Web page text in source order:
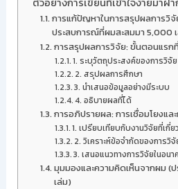
การแก้ปัญหาในการสรุปผลการวิ
ประสบการณ์ที่ผมสะสมมา 5,000
การสรุปผลการวิจัย: ขั้นตอนแร
1. ระบุวัตถุประสงค์ของการวิจัย
2. สรุปผลการศึกษา
3. นำเสนอข้อมูลอย่างมีระบบ
4. อธิบายผลที่ได้
การอภิปรายผล: การเชื่อมโยงและ
1. เปรียบเทียบกับงานวิจัยที่เกี่ย
2. วิเคราะห์ข้อจำกัดของการวิจั
3. เสนอแนวทางการวิจัยในอนา
มุมมองและความคิดเห็นจากผม (
เล่ม)